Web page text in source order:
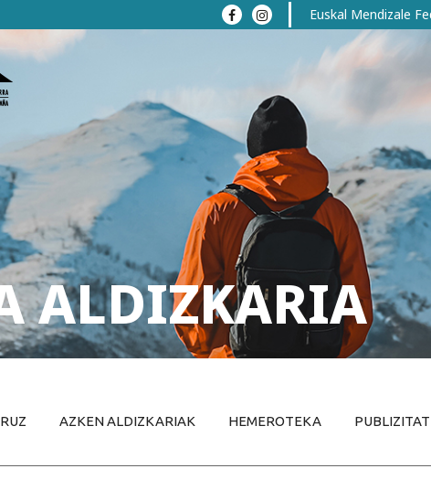
Euskal Mendizale
ALDIZKARIA
AZKEN ALDIZKARIAK HEMEROTEKA